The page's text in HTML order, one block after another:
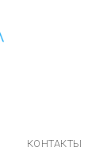
КОНТАКТЫ